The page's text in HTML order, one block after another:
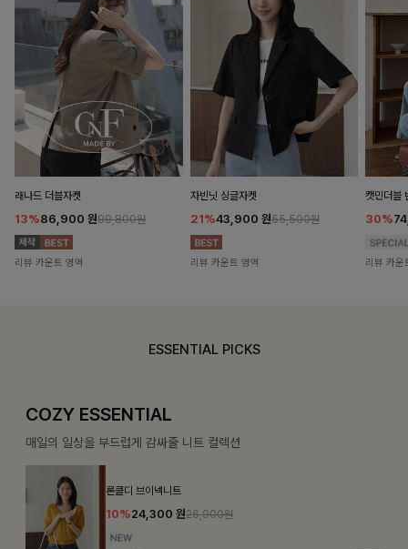
래나드 더블자켓
13%86,900 원99,800원
리뷰 카운트 영역
자빈닛 싱글자켓
21%43,900 원55,500원
리뷰 카운트 영역
캣민더블
30%
리뷰 카운
ESSENTIAL PICKS
COZY ESSENTIAL
매일의 일상을 부드럽게 감싸줄 니트 컬렉션
론클디 브이넥니트
10%24,300원 26,900원